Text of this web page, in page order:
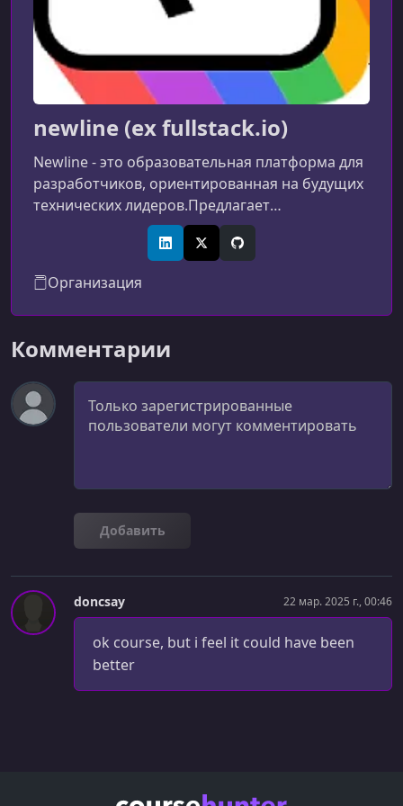
React Native dotenv / Babel Setup
УРОК 13. 00:01:03
Conclusion and extra resources
newline (ex fullstack.io)
Newline - это образовательная платформа для
разработчиков, ориентированная на будущих
технических лидеров.Предлагает
разнообразные курсы по фронтенду, бэкенду,
современным языкам и технологиям, включая
искусственным интеллектом.Подписка newline
Pro даёт доступ к десяткам курсов,
исходному коду и закрытому
сообществу.Бесплатный план включает
базовые видео, библиотеку мат
LinkedInX (Twitter)GitHub
Организация
Комментарии
Комментарий
Добавить
doncsay 22 мар. 2025 г., 00:46
ok course, but i feel it could have been
better